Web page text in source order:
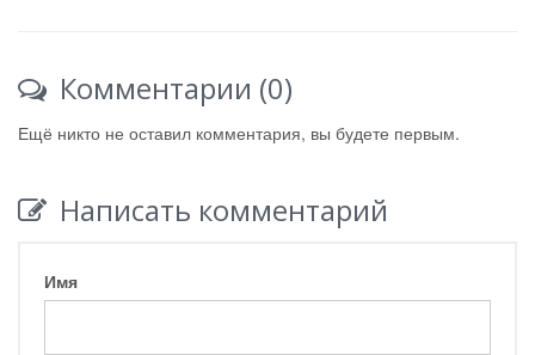
Комментарии (0)
Ещё никто не оставил комментария, вы будете первым.
Написать комментарий
Имя